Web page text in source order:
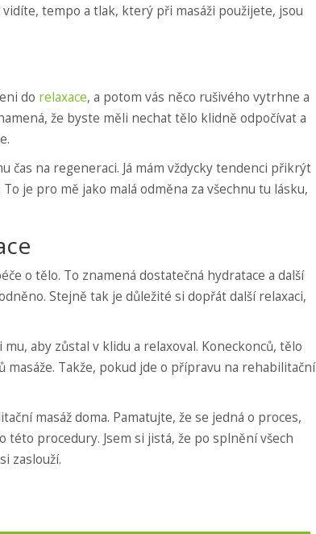
tempo a tlak, který při masáži použijete, jsou
do relaxace, a potom vás něco rušivého vytrhne a
že byste měli nechat tělo klidně odpočívat a
čas na regeneraci. Já mám vždycky tendenci přikrýt
je pro mě jako malá odměna za všechnu tu lásku,
o tělo. To znamená dostatečná hydratace a další
Stejně tak je důležité si dopřát další relaxaci,
aby zůstal v klidu a relaxoval. Koneckonců, tělo
Takže, pokud jde o přípravu na rehabilitační
masáž doma. Pamatujte, že se jedná o proces,
této procedury. Jsem si jistá, že po splnění všech
zaslouží.